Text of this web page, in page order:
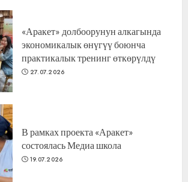
«Аракет» долбоорунун алкагында
экономикалык өнүгүү боюнча
практикалык тренинг өткөрүлдү
27.07.2026
В рамках проекта «Аракет»
состоялась Медиа школа
19.07.2026